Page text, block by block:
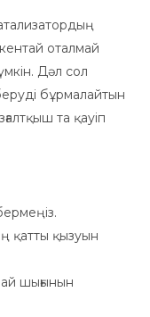
оталмай
Дәл сол
бұрмалайтын
та қауіп
қатты қызуын
шығынын